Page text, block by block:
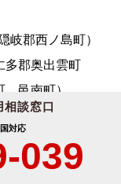
談窓口
対応
039
岐郡西ノ島町）
多郡奥出雲町
邑南町）
新見市
市
津山市